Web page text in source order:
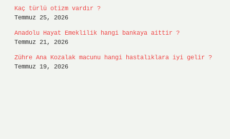
Kaç türlü otizm vardır ?
Temmuz 25, 2026
Anadolu Hayat Emeklilik hangi bankaya aittir ?
Temmuz 21, 2026
Zühre Ana Kozalak macunu hangi hastalıklara iyi gelir ?
Temmuz 19, 2026